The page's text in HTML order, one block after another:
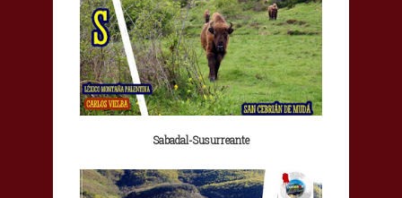
Sabadal-Susurreante